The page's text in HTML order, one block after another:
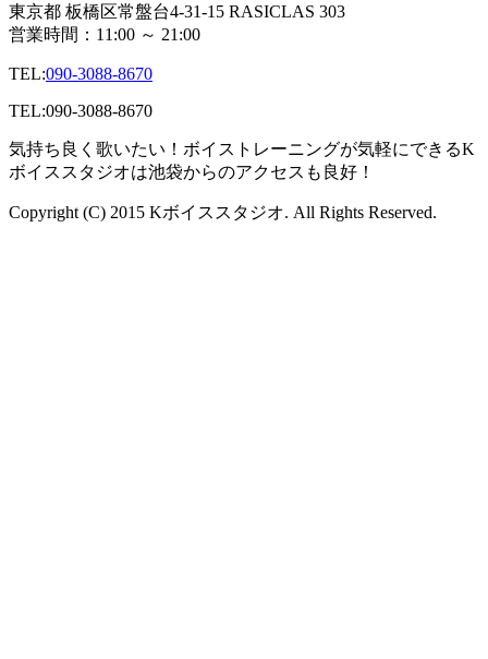
東京都 板橋区常盤台4-31-15 RASICLAS 303
営業時間：11:00 ～ 21:00
TEL:090-3088-8670
TEL:090-3088-8670
気持ち良く歌いたい！ボイストレーニングが気軽にできるK
ボイススタジオは池袋からのアクセスも良好！
Copyright (C) 2015 Kボイススタジオ. All Rights Reserved.